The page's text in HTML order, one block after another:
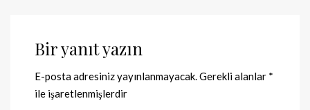
Bir yanıt yazın
E-posta adresiniz yayınlanmayacak. Gerekli alanlar *
ile işaretlenmişlerdir